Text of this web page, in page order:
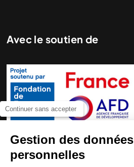
Continuer sans accepter
Gestion des données
personnelles
Avec le soutien de